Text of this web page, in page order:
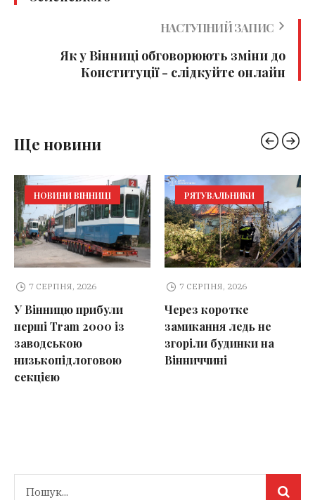
НАСТУПНИЙ ЗАПИС
Як у Вінниці обговорюють зміни до
Конституції - слідкуйте онлайн
Ще новини
НОВИНИ ВІННИЦІ
7 СЕРПНЯ, 2026
У Вінницю прибули
перші Tram 2000 із
заводською
низькопідлоговою
секцією
РЯТУВАЛЬНИКИ
7 СЕРПНЯ, 2026
Через коротке
замикання ледь не
згоріли будинки на
Вінниччині